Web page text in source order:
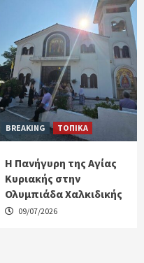
BREAKING ΤΟΠΙΚΑ
Η Πανήγυρη της Αγίας
Κυριακής στην
Ολυμπιάδα Χαλκιδικής
09/07/2026